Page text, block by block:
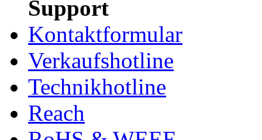
Support
Kontaktformular
Verkaufshotline
Technikhotline
Reach